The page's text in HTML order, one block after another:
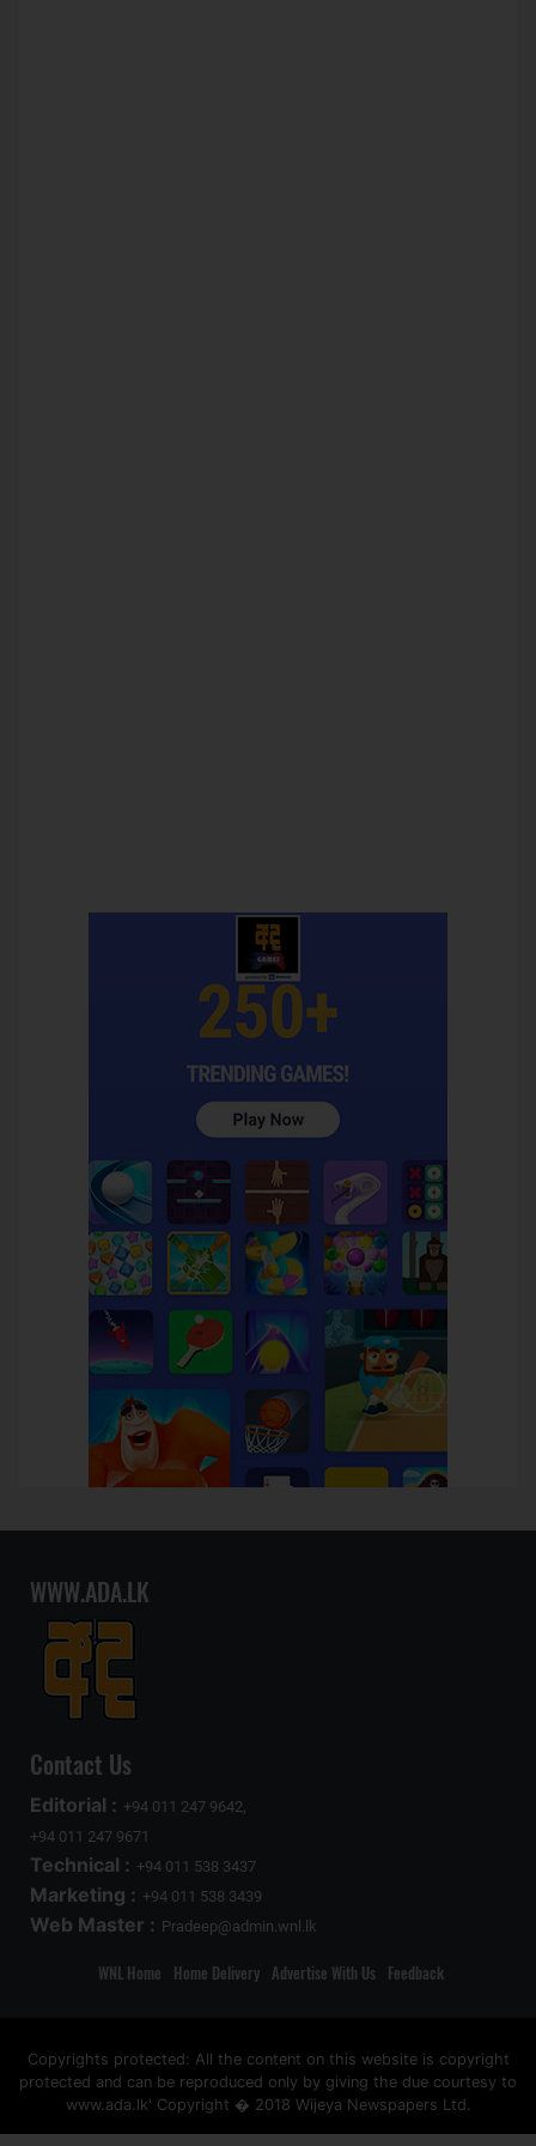
WWW.ADA.LK
Contact Us
Editorial : +94 011 247 9642,
+94 011 247 9671
Technical : +94 011 538 3437
Marketing : +94 011 538 3439
Web Master : Pradeep@admin.wnl.lk
WNL Home Home Delivery Advertise With Us Feedback
Copyrights protected: All the content on this website is copyright
protected and can be reproduced only by giving the due courtesy to
www.ada.lk' Copyright � 2018 Wijeya Newspapers Ltd.